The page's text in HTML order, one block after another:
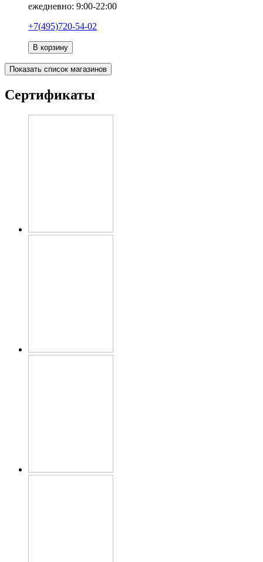
ежедневно: 9:00-22:00
+7(495)720-54-02
В корзину
Показать список магазинов
Сертификаты